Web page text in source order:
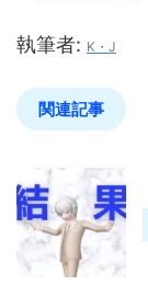
執筆者: K・J
関連記事